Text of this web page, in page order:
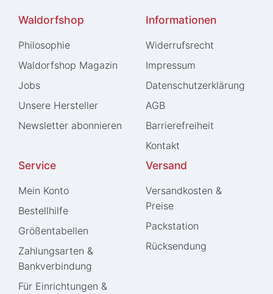
Waldorfshop
Philosophie
Waldorfshop Magazin
Jobs
Unsere Hersteller
Newsletter abonnieren
Informationen
Widerrufs­recht
Impressum
Daten­schutz­erklärung
AGB
Barrierefreiheit
Kontakt
Service
Mein Konto
Bestellhilfe
Größentabellen
Zahlungsarten &
Bankverbindung
Für Einrichtungen &
Versand
Versandkosten &
Preise
Packstation
Rücksendung